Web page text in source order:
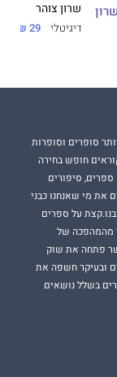
צוהר, שכתבה בין
, דואטרבות
שרון צוהר
דיגיטלי 29 ₪
סופרים וסופרות
חופש בחירה
סיפורים
את מי שאנחנו כבני
על ספרים
מהמהפכה של
פתחה את שוק
ובעיקר חשפה את
בשלל נושאים